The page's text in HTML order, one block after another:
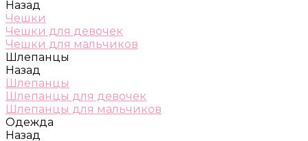
Назад
Чешки
Чешки для девочек
Чешки для мальчиков
Шлепанцы
Назад
Шлепанцы
Шлепанцы для девочек
Шлепанцы для мальчиков
Одежда
Назад